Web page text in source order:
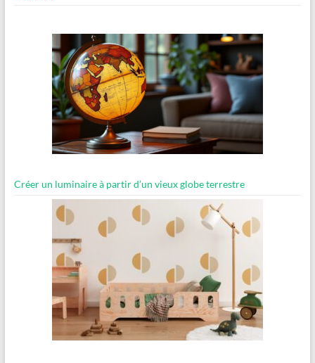
Créer un luminaire à partir d’un vieux globe terrestre